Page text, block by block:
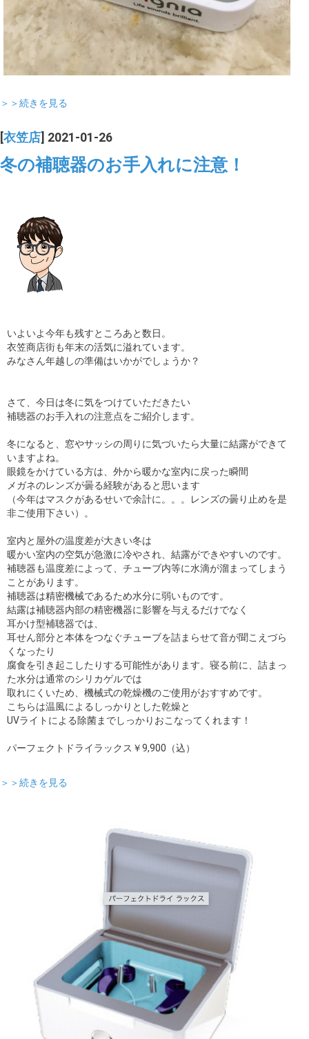
＞＞続きを見る
衣笠店 ] 2021-01-26
冬の補聴器のお手入れに注意！
いよいよ今年も残すところあと数日。
衣笠商店街も年末の活気に溢れています。
みなさん年越しの準備はいかがでしょうか？
さて、今日は冬に気をつけていただきたい
補聴器のお手入れの注意点をご紹介します。
冬になると、窓やサッシの周りに気づいたら大量に結露ができて
いますよね。
眼鏡をかけている方は、外から暖かな室内に戻った瞬間
メガネのレンズが曇る経験があると思います
（今年はマスクがあるせいで余計に。。。レンズの曇り止めを是
非ご使用下さい）。
室内と屋外の温度差が大きい冬は
暖かい室内の空気が急激に冷やされ、結露ができやすいのです。
補聴器も温度差によって、チューブ内等に水滴が溜まってしまう
ことがあります。
補聴器は精密機械であるため水分に弱いものです。
結露は補聴器内部の精密機器に影響を与えるだけでなく
耳かけ型補聴器では、
耳せん部分と本体をつなぐチューブを詰まらせて音が聞こえづら
くなったり
腐食を引き起こしたりする可能性があります。寝る前に、詰まっ
た水分は通常のシリカゲルでは
取れにくいため、機械式の乾燥機のご使用がおすすめです。
こちらは温風によるしっかりとした乾燥と
UVライトによる除菌までしっかりおこなってくれます！
パーフェクトドライラックス￥9,900（込）
＞＞続きを見る